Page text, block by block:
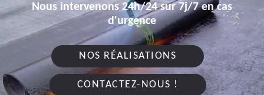
Nous intervenons 24h/24 sur 7j/7 en cas
d'urgence
NOS RÉALISATIONS
CONTACTEZ-NOUS !